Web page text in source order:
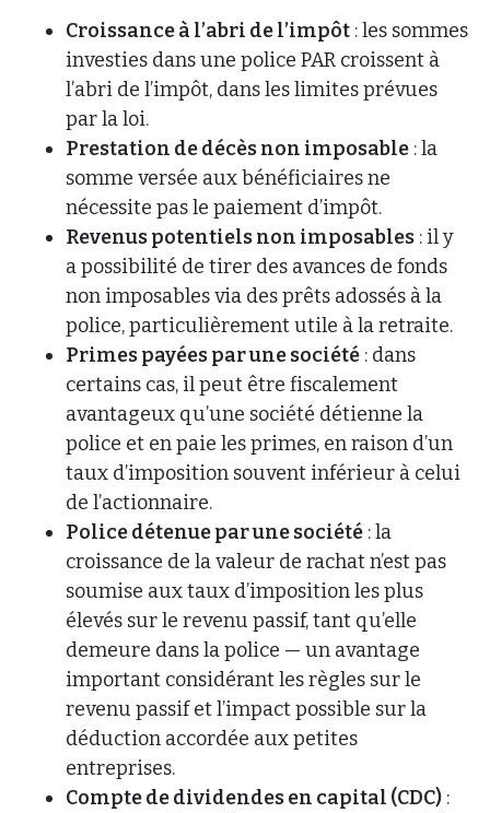
Croissance à l’abri de l’impôt : les sommes
investies dans une police PAR croissent à
l’abri de l’impôt, dans les limites prévues
par la loi.
Prestation de décès non imposable : la
somme versée aux bénéficiaires ne
nécessite pas le paiement d’impôt.
Revenus potentiels non imposables : il y
a possibilité de tirer des avances de fonds
non imposables via des prêts adossés à la
police, particulièrement utile à la retraite.
Primes payées par une société : dans
certains cas, il peut être fiscalement
avantageux qu’une société détienne la
police et en paie les primes, en raison d’un
taux d’imposition souvent inférieur à celui
de l’actionnaire.
Police détenue par une société : la
croissance de la valeur de rachat n’est pas
soumise aux taux d’imposition les plus
élevés sur le revenu passif, tant qu’elle
demeure dans la police — un avantage
important considérant les règles sur le
revenu passif et l’impact possible sur la
déduction accordée aux petites
entreprises.
Compte de dividendes en capital (CDC) :